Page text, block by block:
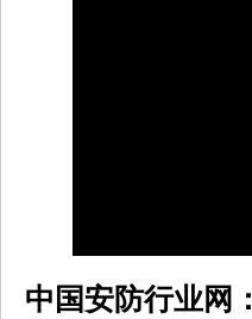
中国安防行业网：